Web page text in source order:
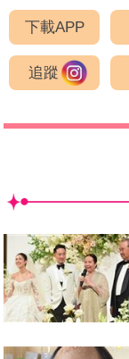
下載APP
追蹤